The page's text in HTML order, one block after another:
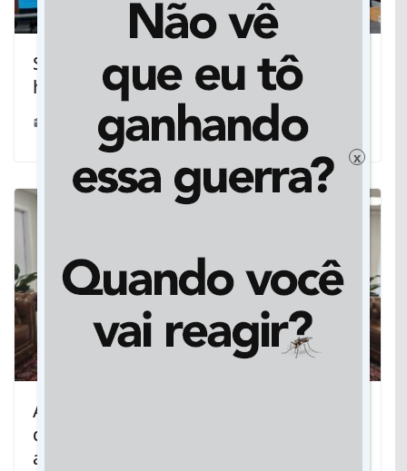
Sinfonia de emoções: ALEMS presta
homenagem a artistas regionais
27/11/2024
Autoridades de Naviraí apresentam
demandas da comarca à
administração do TJMS
x